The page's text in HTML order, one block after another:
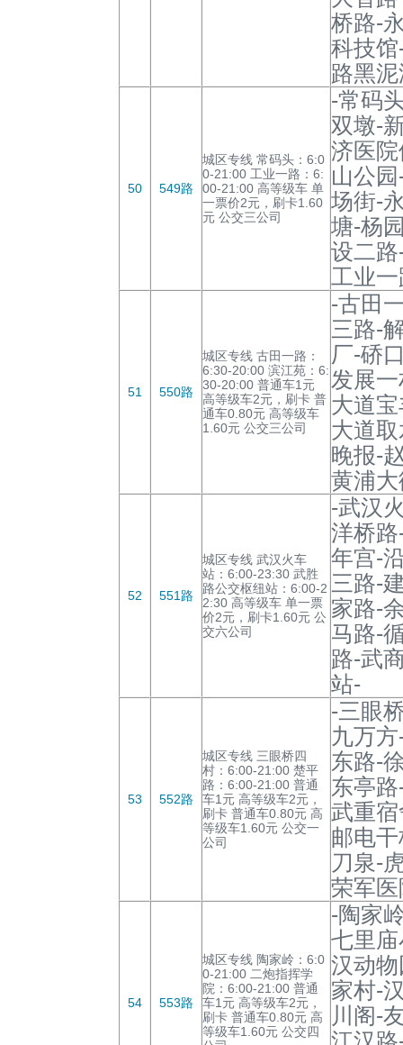
桥路-
科技
路黑
50 549路
城区专线 常码头：6:0
0-21:00 工业一路：6:
00-21:00 高等级车 单
一票价2元，刷卡1.60
元 公交三公司
-常码
双墩-
济医
山公
场街-
塘-杨
设二
工业
51 550路
城区专线 古田一路：
6:30-20:00 滨江苑：6:
30-20:00 普通车1元
高等级车2元，刷卡 普
通车0.80元 高等级车
1.60元 公交三公司
-古田
三路-
厂-硚
发展
大道
大道
晚报-
黄浦
52 551路
城区专线 武汉火车
站：6:00-23:30 武胜
路公交枢纽站：6:00-2
2:30 高等级车 单一票
价2元，刷卡1.60元 公
交六公司
-武汉
洋桥
年宫-
三路-
家路-
马路-
路-武
站-
53 552路
城区专线 三眼桥四
村：6:00-21:00 楚平
路：6:00-21:00 普通
车1元 高等级车2元，
刷卡 普通车0.80元 高
等级车1.60元 公交一
公司
-三眼
九万
东路-
东亭
武重
邮电
刀泉-
荣军
54 553路
城区专线 陶家岭：6:0
0-21:00 二炮指挥学
院：6:00-21:00 普通
车1元 高等级车2元，
刷卡 普通车0.80元 高
等级车1.60元 公交四
-陶家
七里
汉动
家村-
川阁-